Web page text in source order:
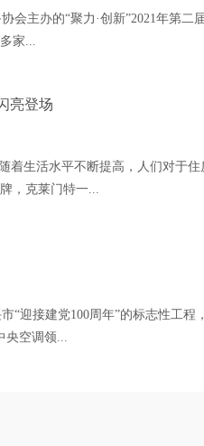
会主办的“聚力·创新”2021年第二
家...
亮登场
着生活水平不断提高，人们对于住
，克莱门特一...
“迎接建党100周年”的标志性工程
空调领...